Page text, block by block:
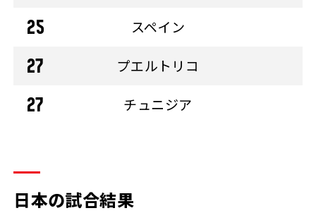
スペイン
プエルトリコ
チュニジア
日本の試合結果